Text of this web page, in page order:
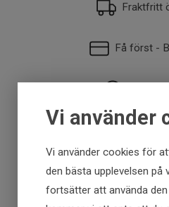
Vi använder
Vi använder cookies för
den bästa upplevelsen på
fortsätter att använda
Fraktfritt
Få först -